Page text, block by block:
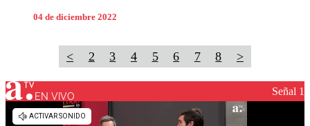
04 de diciembre 2022
< 2 3 4 5 6 7 8 >
EN VIVO Señal 1